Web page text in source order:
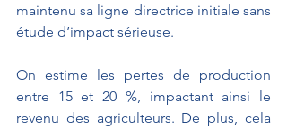
maintenu sa ligne directrice initiale sans
étude d’impact sérieuse.
On estime les pertes de production
entre 15 et 20 %, impactant ainsi le
revenu des agriculteurs. De plus, cela